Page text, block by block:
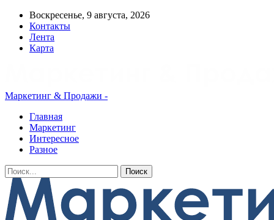
Воскресенье, 9 августа, 2026
Контакты
Лента
Карта
Маркетинг & Продажи -
Главная
Маркетинг
Интересное
Разное